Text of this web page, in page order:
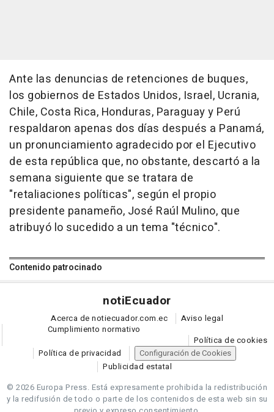
Ante las denuncias de retenciones de buques,
los gobiernos de Estados Unidos, Israel, Ucrania,
Chile, Costa Rica, Honduras, Paraguay y Perú
respaldaron apenas dos días después a Panamá,
un pronunciamiento agradecido por el Ejecutivo
de esta república que, no obstante, descartó a la
semana siguiente que se tratara de
"retaliaciones políticas", según el propio
presidente panameño, José Raúl Mulino, que
atribuyó lo sucedido a un tema "técnico".
Contenido patrocinado
notiEcuador
Acerca de notiecuador.com.ec
Aviso legal
Cumplimiento normativo
Política de cookies
Política de privacidad
Configuración de Cookies
Publicidad estatal
© 2026 Europa Press. Está expresamente prohibida la redistribución
y la redifusión de todo o parte de los contenidos de esta web sin su